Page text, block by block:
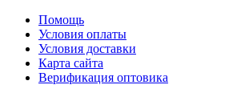
Помощь
Условия оплаты
Условия доставки
Карта сайта
Верификация оптовика